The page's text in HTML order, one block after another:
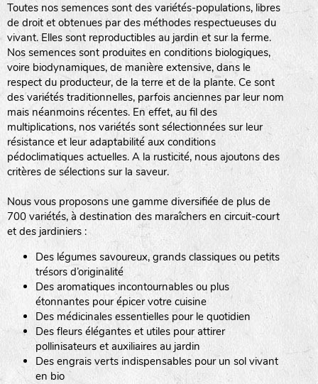
Toutes nos semences sont des variétés-populations, libres
de droit et obtenues par des méthodes respectueuses du
vivant. Elles sont reproductibles au jardin et sur la ferme.
Nos semences sont produites en conditions biologiques,
voire biodynamiques, de manière extensive, dans le
respect du producteur, de la terre et de la plante. Ce sont
des variétés traditionnelles, parfois anciennes par leur nom
mais néanmoins récentes. En effet, au fil des
multiplications, nos variétés sont sélectionnées sur leur
résistance et leur adaptabilité aux conditions
pédoclimatiques actuelles. A la rusticité, nous ajoutons des
critères de sélections sur la saveur.
Nous vous proposons une gamme diversifiée de plus de
700 variétés, à destination des maraîchers en circuit-court
et des jardiniers :
Des légumes savoureux, grands classiques ou petits
trésors d’originalité
Des aromatiques incontournables ou plus
étonnantes pour épicer votre cuisine
Des médicinales essentielles pour le quotidien
Des fleurs élégantes et utiles pour attirer
pollinisateurs et auxiliaires au jardin
Des engrais verts indispensables pour un sol vivant
en bio
haies
zone sauvage
tas de compost
fleurs
animaux domestiques